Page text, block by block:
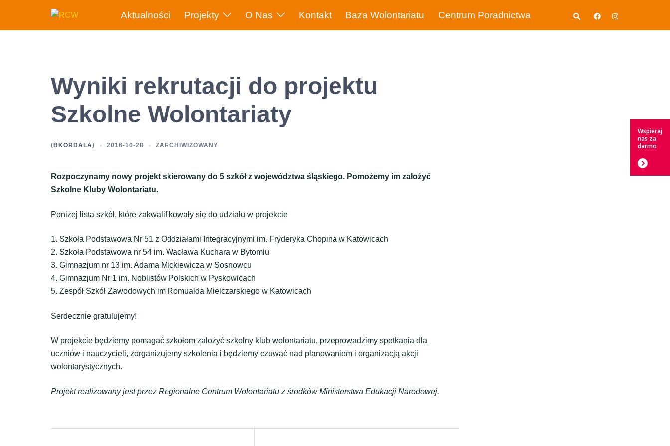
treści
Aktualności Projekty O Nas Kontakt Baza Wolontariatu Centrum Poradnictwa Wyszukiwanie
Wyniki rekrutacji do projektu
Szkolne Wolontariaty
( BKORDALA) 2016-10-28 ZARCHIWIZOWANY
Rozpoczynamy nowy projekt skierowany do 5 szkół z województwa śląskiego. Pomożemy im założyć
Szkolne Kluby Wolontariatu.
Poniżej lista szkół, które zakwalifikowały się do udziału w projekcie
1. Szkoła Podstawowa Nr 51 z Oddziałami Integracyjnymi im. Fryderyka Chopina w Katowicach
2. Szkoła Podstawowa nr 54 im. Wacława Kuchara w Bytomiu
3. Gimnazjum nr 13 im. Adama Mickiewicza w Sosnowcu
4. Gimnazjum Nr 1 im. Noblistów Polskich w Pyskowicach
5. Zespół Szkół Zawodowych im Romualda Mielczarskiego w Katowicach
Serdecznie gratulujemy!
W projekcie będziemy pomagać szkołom założyć szkolny klub wolontariatu, przeprowadzimy spotkania dla
uczniów i nauczycieli, zorganizujemy szkolenia i będziemy czuwać nad planowaniem i organizacją akcji
wolontarystycznych.
Projekt realizowany jest przez Regionalne Centrum Wolontariatu z środków Ministerstwa Edukacji Narodowej.
Wspieraj
nas za
darmo